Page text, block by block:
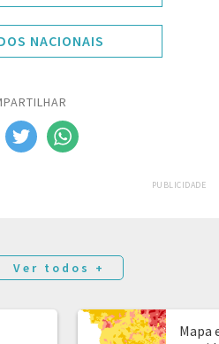
NACIONAIS
PUBLICIDADE
Ver todos +
Mapa